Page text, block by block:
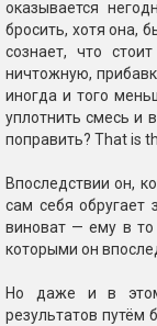
оказывается
бросить, хотя она,
сознает, что
ничтожную,
иногда и того
уплотнить смесь и
поправить? That is
Впоследствии он,
сам себя обругает
виноват — ему в то
которыми он
Но даже и в этом
результатов путём